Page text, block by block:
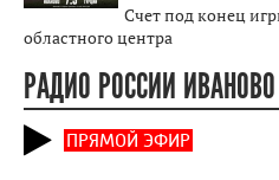
Счет под конец
областного центра
РАДИО РОССИИ ИВАНОВО
ПРЯМОЙ ЭФИР